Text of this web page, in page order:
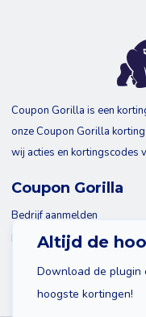
Altijd de
Download de plugin
hoogste kortingen!
Coupon Gorilla is een
onze Coupon Gorilla
wij acties en kortingscodes
Coupon Gorilla
Bedrijf aanmelden
Blog